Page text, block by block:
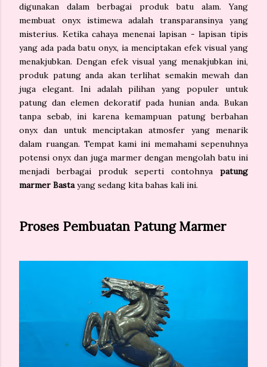
digunakan dalam berbagai produk batu alam. Yang
membuat onyx istimewa adalah transparansinya yang
misterius. Ketika cahaya menenai lapisan - lapisan tipis
yang ada pada batu onyx, ia menciptakan efek visual yang
menakjubkan. Dengan efek visual yang menakjubkan ini,
produk patung anda akan terlihat semakin mewah dan
juga elegant. Ini adalah pilihan yang populer untuk
patung dan elemen dekoratif pada hunian anda. Bukan
tanpa sebab, ini karena kemampuan patung berbahan
onyx dan untuk menciptakan atmosfer yang menarik
dalam ruangan. Tempat kami inimemahami sepenuhnya
potensi onyx dan juga marmer dengan mengolah batu ini
menjadi berbagai produk seperti contohnya patung
marmer Basta yang sedang kita bahas kali ini.
Proses Pembuatan Patung Marmer